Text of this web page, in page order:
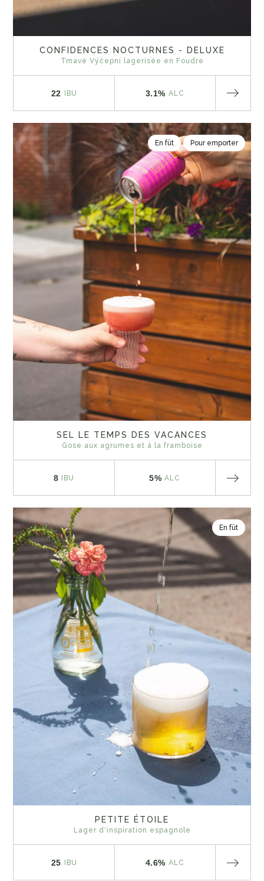
CONFIDENCES NOCTURNES - DELUXE
Tmavé Výčepní lagerisée en Foudre
22 IBU 3.1% ALC
En fût Pour emporter
SEL LE TEMPS DES VACANCES
Gose aux agrumes et à la framboise
8 IBU 5% ALC
En fût
PETITE ÉTOILE
Lager d'inspiration espagnole
25 IBU 4.6% ALC